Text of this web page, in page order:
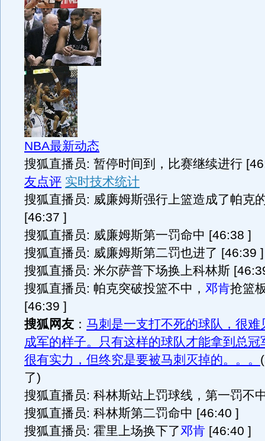
NBA最新动态
搜狐直播员: 暂停时间到，比赛继续进行
友点评 实时技术统计
搜狐直播员: 威廉姆斯强行上篮造成了帕克
[46:37 ]
搜狐直播员: 威廉姆斯第一罚命中 [46:38 ]
搜狐直播员: 威廉姆斯第二罚也进了 [46:39 ]
搜狐直播员: 米尔萨普下场换上科林斯
搜狐直播员: 帕克突破投篮不中， 邓肯抢篮
[46:39 ]
搜狐网友 ： 马刺是一支打不死的球队，很难
成军的样子。只有这样的球队才能拿到总冠
很有实力，但终究是要被马刺灭掉的。。。
了)
搜狐直播员: 科林斯站上罚球线，第一罚不
搜狐直播员: 科林斯第二罚命中 [46:40 ]
搜狐直播员: 霍里上场换下了邓肯 [46:40 ]